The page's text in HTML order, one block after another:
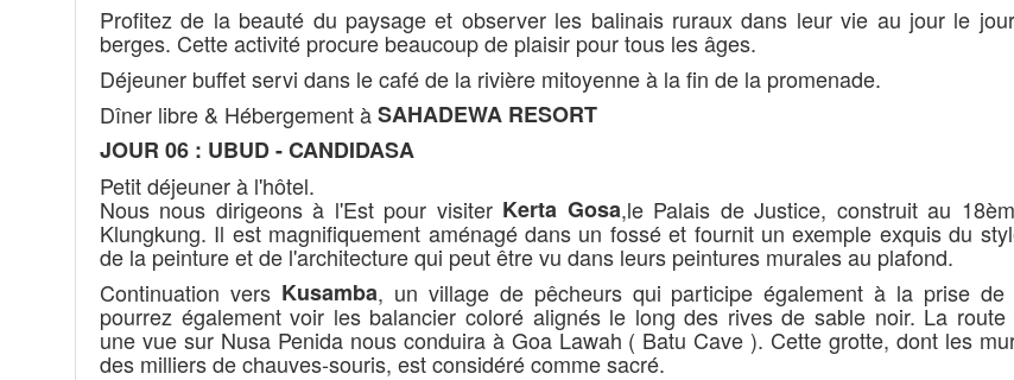
Profitez de la beauté du paysage et observer les balinais ruraux dans leur vie au jour le
berges. Cette activité procure beaucoup de plaisir pour tous les âges.
Déjeuner buffet servi dans le café de la rivière mitoyenne à la fin de la promenade.
Dîner libre & Hébergement àSAHADEWA RESORT
JOUR 06 : UBUD - CANDIDASA
Petit déjeuner à l'hôtel.
Nous nous dirigeons à l'Est pour visiter Kerta Gosa,le Palais de Justice, construit au
Klungkung. Il est magnifiquement aménagé dans un fossé et fournit un exemple exquis du
de la peinture et de l'architecture qui peut être vu dans leurs peintures murales au plafond.
Continuation vers Kusamba, un village de pêcheurs qui participe également à la prise
pourrez également voir les balancier coloré alignés le long des rives de sable noir. La route
une vue sur Nusa Penida nous conduira à Goa Lawah ( Batu Cave ). Cette grotte, dont les
des milliers de chauves-souris, est considéré comme sacré.